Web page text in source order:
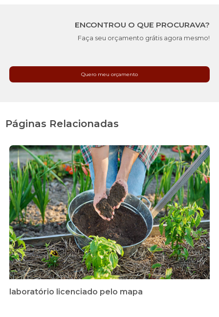
ENCONTROU O QUE PROCURAVA?
Faça seu orçamento grátis agora mesmo!
Quero meu orçamento
Páginas Relacionadas
laboratório licenciado pelo mapa